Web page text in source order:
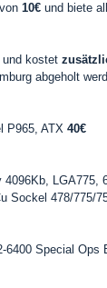
10€ und biete
und kostet
abgeholt
P965, ATX 40€
4096Kb, LGA775,
Sockel 478/775/
6400 Special Ops